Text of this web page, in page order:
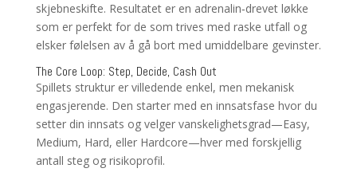
skjebneskifte. Resultatet er en adrenalin‑drevet løkke
som er perfekt for de som trives med raske utfall og
elsker følelsen av å gå bort med umiddelbare gevinster.
The Core Loop: Step, Decide, Cash Out
Spillets struktur er villedende enkel, men mekanisk
engasjerende. Den starter med en innsatsfase hvor du
setter din innsats og velger vanskelighetsgrad—Easy,
Medium, Hard, eller Hardcore—hver med forskjellig
antall steg og risikoprofil.